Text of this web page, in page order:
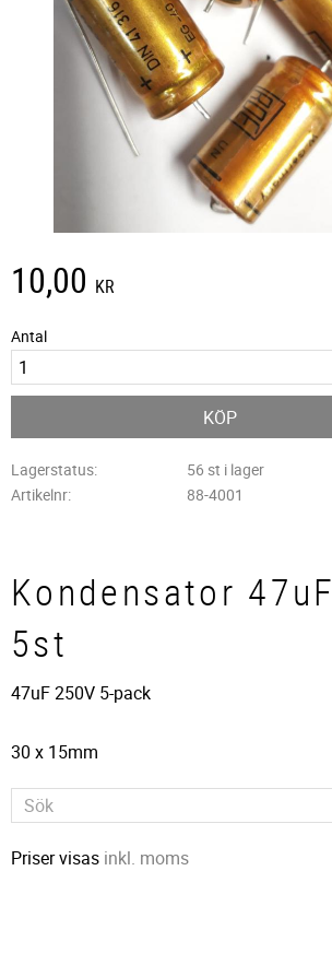
10,00 KR
Antal
KÖP
Lagerstatus
56 st i lager
Artikelnr
88-4001
Kondensator
5st
47uF 250V 5-pack
30 x 15mm
Priser visas inkl. moms